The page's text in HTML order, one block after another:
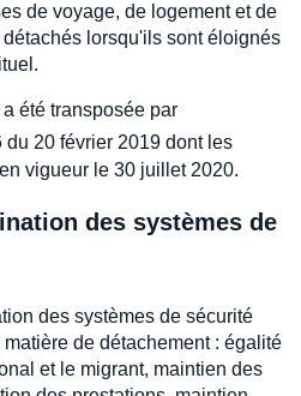
de voyage, de logement et de
lorsqu'ils sont éloignés
été transposée par
du 20 février 2019 dont les
vigueur le 30 juillet 2020.
des systèmes de
des systèmes de sécurité
de détachement : égalité
et le migrant, maintien des